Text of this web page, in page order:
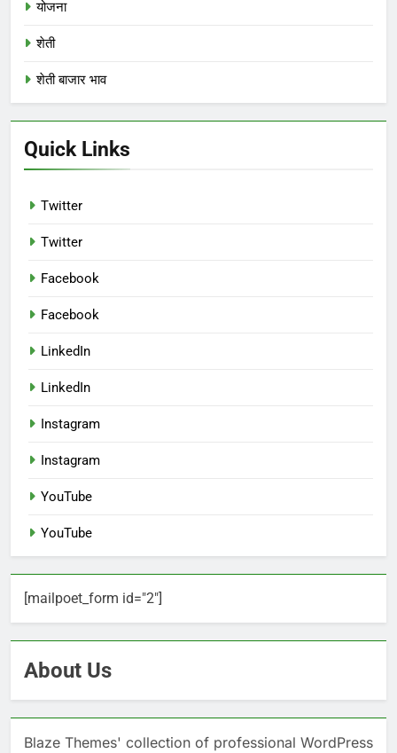
योजना
शेती
शेती बाजार भाव
Quick Links
Twitter
Twitter
Facebook
Facebook
LinkedIn
LinkedIn
Instagram
Instagram
YouTube
YouTube
[mailpoet_form id="2"]
About Us
Blaze Themes' collection of professional WordPress